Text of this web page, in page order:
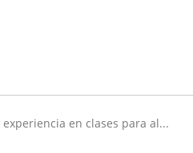
en clases para al...